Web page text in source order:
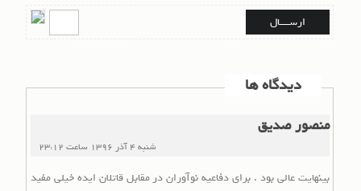
دیدگاه ها
منصور صدیق
شنبه 4 آذر 1396 ساعت 23:12
بینهایت عالی بود . برای دفاعیه نوآوران در مقابل قاتلان ایده خیلی مفید